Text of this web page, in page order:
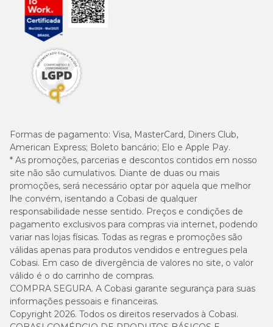
Formas de pagamento: Visa, MasterCard, Diners Club,
American Express; Boleto bancário; Elo e Apple Pay.
* As promoções, parcerias e descontos contidos em nosso
site não são cumulativos. Diante de duas ou mais
promoções, será necessário optar por aquela que melhor
lhe convém, isentando a Cobasi de qualquer
responsabilidade nesse sentido. Preços e condições de
pagamento exclusivos para compras via internet, podendo
variar nas lojas físicas. Todas as regras e promoções são
válidas apenas para produtos vendidos e entregues pela
Cobasi. Em caso de divergência de valores no site, o valor
válido é o do carrinho de compras.
COMPRA SEGURA. A Cobasi garante segurança para suas
informações pessoais e financeiras.
Copyright 2026. Todos os direitos reservados à Cobasi.